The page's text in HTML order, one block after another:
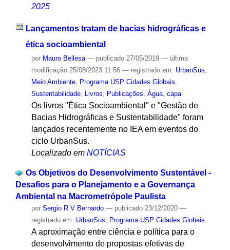
2025
Lançamentos tratam de bacias hidrográficas e
ética socioambiental
por Mauro Bellesa — publicado27/05/2019 — última
modificação25/08/2023 11:56 — registrado em: UrbanSus
Meio Ambiente, Programa USP Cidades Globais
Sustentabilidade, Livros Publicações Água, capa
Os livros "Ética Socioambiental" e "Gestão de
Bacias Hidrográficas e Sustentabilidade" foram
lançados recentemente no IEA em eventos do
ciclo UrbanSus.
Localizado em NOTÍCIAS
Os Objetivos do Desenvolvimento Sustentável -
Desafios para o Planejamento e a Governança
Ambiental na Macrometrópole Paulista
por Sergio R V Bernardo — publicado23/12/2020 —
registrado em: UrbanSus Programa USP Cidades Globais
A aproximação entre ciência e política para o
desenvolvimento de propostas efetivas de